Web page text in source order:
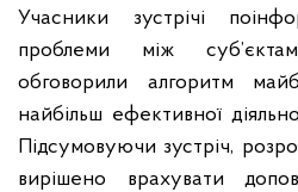
Учасники зустрічі
проблеми між
обговорили алгоритм
найбільш ефективної
Підсумовуючи зустріч,
вирішено врахувати